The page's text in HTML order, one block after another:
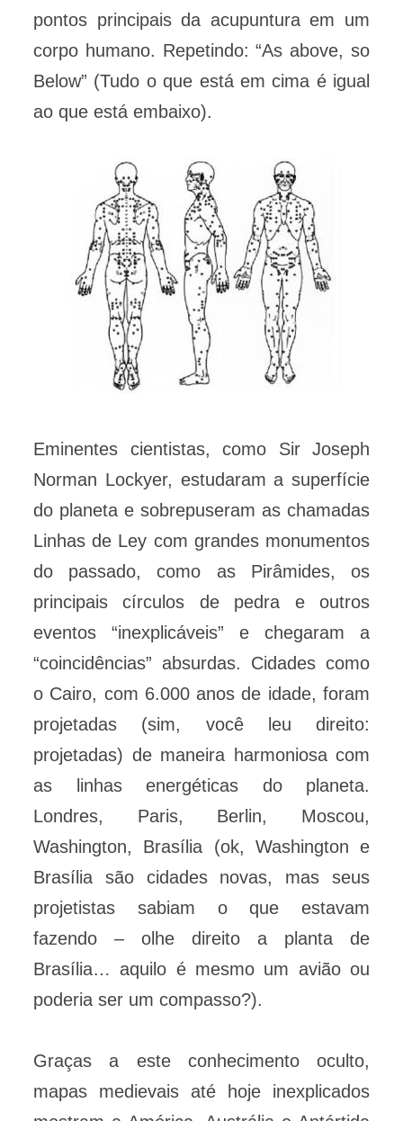
pontos principais da acupuntura em um
corpo humano. Repetindo: “As above, so
Below” (Tudo o que está em cima é igual
ao que está embaixo).
Eminentes cientistas, como Sir Joseph
Norman Lockyer, estudaram a superfície
do planeta e sobrepuseram as chamadas
Linhas de Ley com grandes monumentos
do passado, como as Pirâmides, os
principais círculos de pedra e outros
eventos “inexplicáveis” e chegaram a
“coincidências” absurdas. Cidades como
o Cairo, com 6.000 anos de idade, foram
projetadas (sim, você leu direito:
projetadas) de maneira harmoniosa com
as linhas energéticas do planeta.
Londres, Paris, Berlin, Moscou,
Washington, Brasília (ok, Washington e
Brasília são cidades novas, mas seus
projetistas sabiam o que estavam
fazendo – olhe direito a planta de
Brasília… aquilo é mesmo um avião ou
poderia ser um compasso?).
Graças a este conhecimento oculto,
mapas medievais até hoje inexplicados